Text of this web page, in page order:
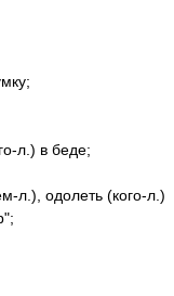
л.) в беде;
л.), одолеть (кого-л.)